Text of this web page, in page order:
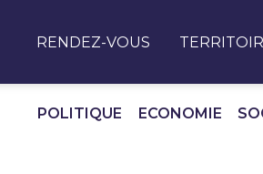
RENDEZ-VOUS
POLITIQUE ECONOMIE